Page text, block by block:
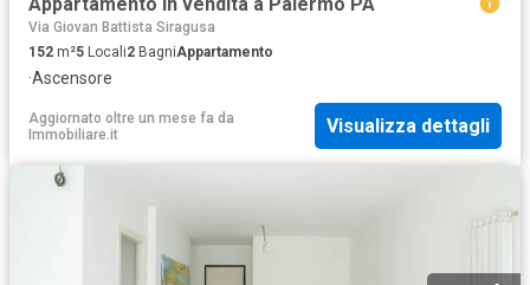
Via Giovan Battista Siragusa
152 m²5 Locali2 BagniAppartamento
·Ascensore
Aggiornato oltre un mese fa da
Immobiliare.it
Visualizza dettagli